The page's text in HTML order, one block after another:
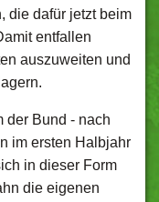
die dafür jetzt beim
entfallen
auszuweiten und
der Bund - nach
im ersten Halbjahr
in dieser Form
die eigenen